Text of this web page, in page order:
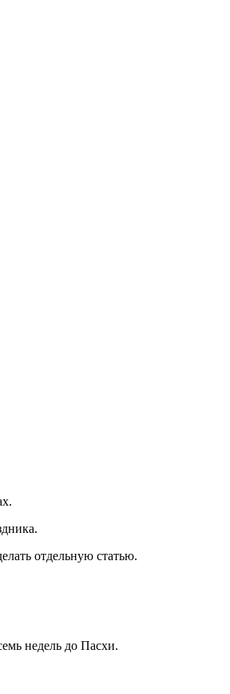
отдельную статью.
недель до Пасхи.